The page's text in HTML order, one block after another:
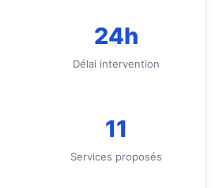
24h
Délai intervention
11
Services proposés